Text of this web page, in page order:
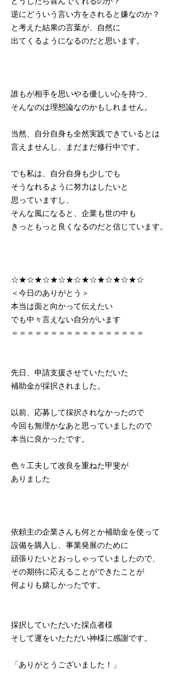
逆にどういう言い方をされると嫌なのか？
と考えた結果の言葉が、自然に
出てくるようになるのだと思います。
誰もが相手を思いやる優しい心を持つ、
そんなのは理想論なのかもしれません。
当然、自分自身も全然実践できているとは
言えませんし、まだまだ修行中です。
でも私は、自分自身も少しでも
そうなれるように努力はしたいと
思っていますし、
そんな風になると、企業も世の中も
きっともっと良くなるのだと信じています。
☆★☆★☆★☆★☆★☆★☆★☆★☆
＜今日のありがとう＞
本当は面と向かって伝えたい
でも中々言えない自分がいます
＝＝＝＝＝＝＝＝＝＝＝＝＝＝＝＝＝
先日、申請支援させていただいた
補助金が採択されました。
以前、応募して採択されなかったので
今回も無理かなあと思っていましたので
本当に良かったです。
色々工夫して改良を重ねた甲斐が
ありました
依頼主の企業さんも何とか補助金を使って
設備を購入し、事業発展のために
頑張りたいとおっしゃっていましたので、
その期待に応えることができたことが
何よりも嬉しかったです。
採択していただいた採点者様
そして運をいたただい神様に感謝です。
「ありがとうございました！」